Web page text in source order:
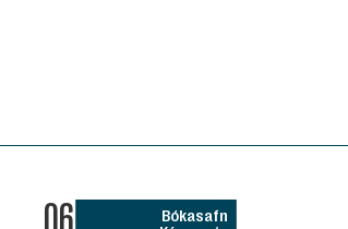
Bókasafn